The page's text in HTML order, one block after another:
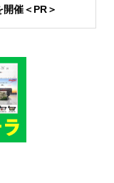
催＜PR＞